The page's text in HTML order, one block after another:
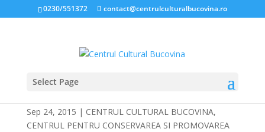
0230/551372 contact@centrulculturalbucovina.ro
Select Page
NICOLAE LABIŞ 2015
Sep 24, 2015 | CENTRUL CULTURAL BUCOVINA,
CENTRUL PENTRU CONSERVAREA SI PROMOVAREA